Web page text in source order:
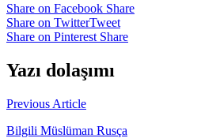
Share on Facebook Share
Share on TwitterTweet
Share on Pinterest Share
Yazı dolaşımı
Previous Article
Bilgili Müslüman Rusça